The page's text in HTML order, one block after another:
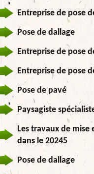
Entreprise de pose
Pose de dallage
Entreprise de pose
Entreprise de pose
Pose de pavé
Paysagiste
Les travaux de mise
dans le 20245
Pose de dallage